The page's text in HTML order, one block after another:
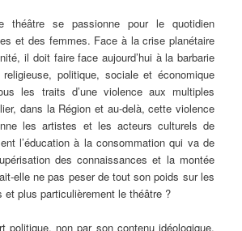
théâtre se passionne pour le quotidien
et des femmes. Face à la crise planétaire
il doit faire face aujourd’hui à la barbarie
religieuse, politique, sociale et économique
les traits d’une violence aux multiples
dans la Région et au-delà, cette violence
les artistes et les acteurs culturels de
l’éducation à la consommation qui va de
des connaissances et la montée
elle ne pas peser de tout son poids sur les
et plus particulièrement le théâtre ?
politique, non par son contenu idéologique,